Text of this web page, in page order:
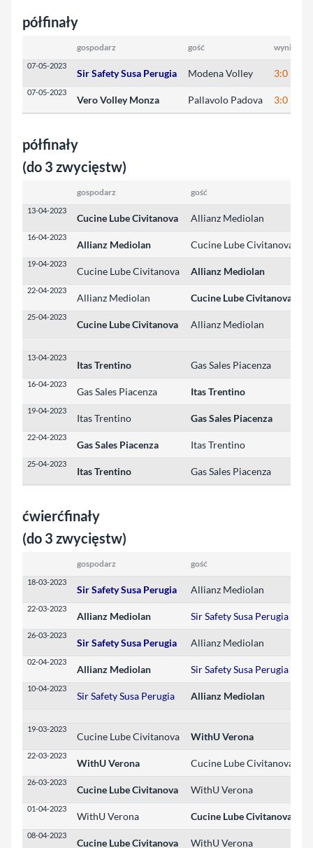
półfinały
gospodarz gość wynik
07-05-2023
Sir Safety Susa Perugia Modena Volley 3:0
07-05-2023
Vero Volley Monza Pallavolo Padova 3:0
półfinały
(do 3 zwycięstw)
gospodarz gość
13-04-2023
Cucine Lube Civitanova Allianz Mediolan
16-04-2023
Allianz Mediolan Cucine Lube Civitanova
19-04-2023
Cucine Lube Civitanova Allianz Mediolan
22-04-2023
Allianz Mediolan Cucine Lube Civitanova
25-04-2023
Cucine Lube Civitanova Allianz Mediolan
13-04-2023
Itas Trentino Gas Sales Piacenza
16-04-2023
Gas Sales Piacenza Itas Trentino
19-04-2023
Itas Trentino Gas Sales Piacenza
22-04-2023
Gas Sales Piacenza Itas Trentino
25-04-2023
Itas Trentino Gas Sales Piacenza
ćwierćfinały
(do 3 zwycięstw)
gospodarz gość
18-03-2023
Sir Safety Susa Perugia Allianz Mediolan
22-03-2023
Allianz Mediolan Sir Safety Susa Perugia
26-03-2023
Sir Safety Susa Perugia Allianz Mediolan
02-04-2023
Allianz Mediolan Sir Safety Susa Perugia
10-04-2023
Sir Safety Susa Perugia Allianz Mediolan
19-03-2023
Cucine Lube Civitanova WithU Verona
22-03-2023
WithU Verona Cucine Lube Civitanova
26-03-2023
Cucine Lube Civitanova WithU Verona
01-04-2023
WithU Verona Cucine Lube Civitanova
08-04-2023
Cucine Lube Civitanova WithU Verona